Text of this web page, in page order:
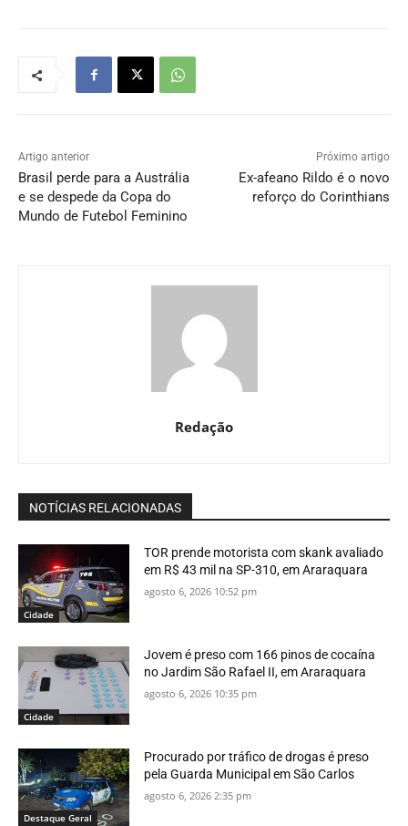
Artigo anterior
Brasil perde para a Austrália
e se despede da Copa do
Mundo de Futebol Feminino
Próximo artigo
Ex-afeano Rildo é o novo
reforço do Corinthians
Redação
NOTÍCIAS RELACIONADAS
Cidade
TOR prende motorista com skank avaliado
em R$ 43 mil na SP-310, em Araraquara
agosto 6, 2026 10:52 pm
Cidade
Jovem é preso com 166 pinos de cocaína
no Jardim São Rafael II, em Araraquara
agosto 6, 2026 10:35 pm
Destaque Geral
Procurado por tráfico de drogas é preso
pela Guarda Municipal em São Carlos
agosto 6, 2026 2:35 pm